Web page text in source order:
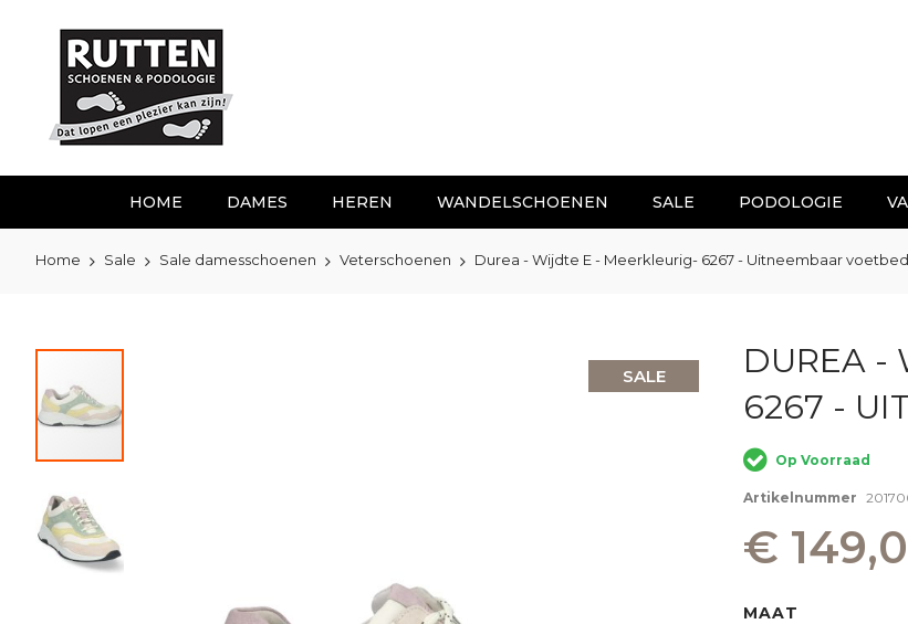
inhoud
HOME DAMES HEREN WANDELSCHOENEN SALE PODOLOGIE
Home Sale Sale damesschoenen Veterschoenen Durea - Wijdte E - Meerkleurig- 6267 - Uitneembaar voetbed
Ga
einde
van
afbeeldingen-
SALE
DUREA -
6267 -
Op Voorraad
Artikelnummer
€
MAAT